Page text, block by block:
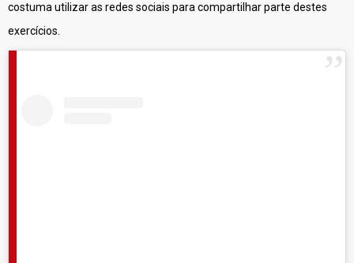
costuma utilizar as redes sociais para compartilhar parte destes
exercícios.